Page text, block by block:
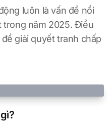
luôn là vấn đề nổi
trong năm 2025. Điều
giải quyết tranh chấp